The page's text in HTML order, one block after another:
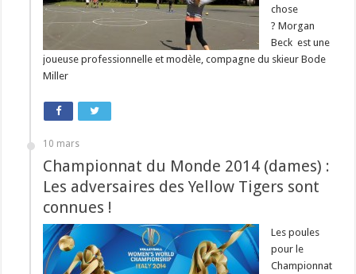
chose
? Morgan
Beck est une
joueuse professionnelle et modèle, compagne du skieur Bode
Miller
10 mars
Championnat du Monde 2014 (dames) :
Les adversaires des Yellow Tigers sont
connues !
Les poules
pour le
Championnat